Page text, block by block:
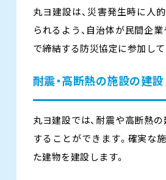
丸ヨ建設は、災害発生時に人
られるよう、自治体が民間企
で締結する防災協定に参加して
耐震・高断熱の施設の建設
丸ヨ建設では、耐震や高断熱
することができます。確実な
た建物を建設します。